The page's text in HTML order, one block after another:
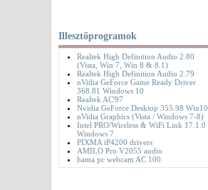
Illesztőprogramok
Realtek High Definition Audio 2.80
(Vista, Win 7, Win 8 & 8.1)
Realtek High Definition Audio 2.79
nVidia GeForce Game Ready Driver
368.81 Windows 10
Realtek AC'97
Nvidia GeForce Desktop 355.98 Win10
nVidia Graphics (Vista / Windows 7-8)
Intel PRO/Wireless & WiFi Link 17.1.0
Windows 7
PIXMA iP4200 drivers
AMILO Pro V2055 audio
hama pc webcam AC 100